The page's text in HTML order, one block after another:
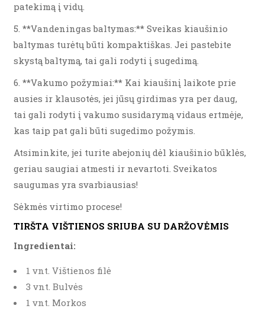
patekimą į vidų.
5. **Vandeningas baltymas:** Sveikas kiaušinio
baltymas turėtų būti kompaktiškas. Jei pastebite
skystą baltymą, tai gali rodyti į sugedimą.
6. **Vakumo požymiai:** Kai kiaušinį laikote prie
ausies ir klausotės, jei jūsų girdimas yra per daug,
tai gali rodyti į vakumo susidarymą vidaus ertmėje,
kas taip pat gali būti sugedimo požymis.
Atsiminkite, jei turite abejonių dėl kiaušinio būklės,
geriau saugiai atmesti ir nevartoti. Sveikatos
saugumas yra svarbiausias!
Sėkmės virtimo procese!
TIRŠTA VIŠTIENOS SRIUBA SU DARŽOVĖMIS
Ingredientai:
1 vnt. Vištienos filė
3 vnt. Bulvės
1 vnt. Morkos